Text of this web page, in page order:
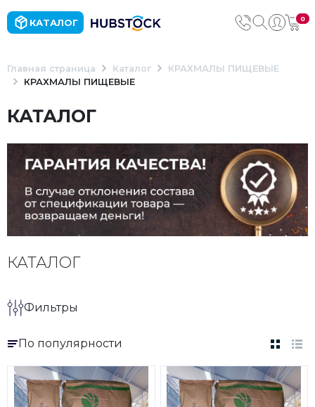
КАТАЛОГ 0
Главная страница Каталог
КРАХМАЛЫ ПИЩЕВЫЕ
КРАХМАЛЫ ПИЩЕВЫЕ
КАТАЛОГ
КАТАЛОГ
Фильтры
По популярности